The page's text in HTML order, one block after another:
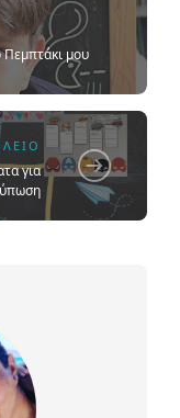
μου
για